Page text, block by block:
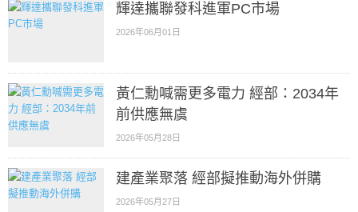
輝達攜聯發科進軍PC市場
2026年06月01日
黃仁勳喊需更多電力 經部：2034年
前供應無虞
2026年05月28日
建產業聚落 經部擬推動海外併購
2026年05月27日